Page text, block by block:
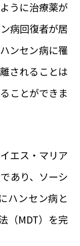
うに治療薬が
病回復者が居
ンセン病に罹
されることは
ことができま
エス・マリア
あり、ソーシ
ハンセン病と
（MDT）を完